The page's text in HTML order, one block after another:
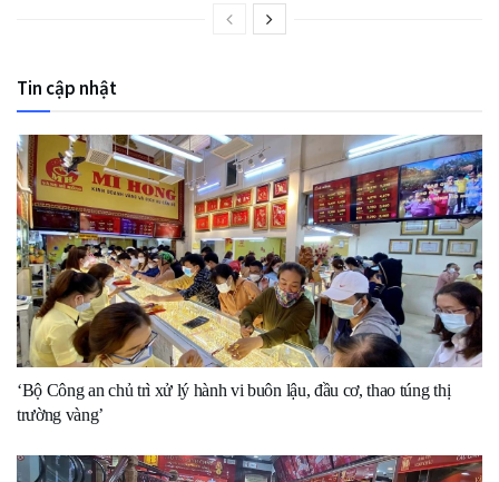
Tin cập nhật
‘Bộ Công an chủ trì xử lý hành vi buôn lậu, đầu cơ, thao túng thị
trường vàng’